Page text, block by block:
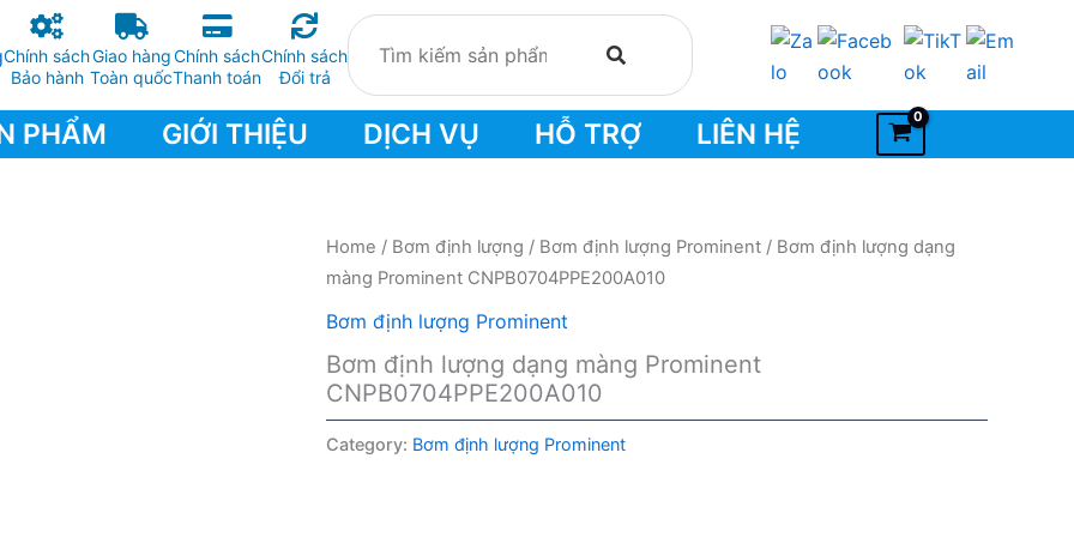
Chính sách
Bảo hành
Giao hàng
Toàn quốc
Chính sách
Thanh toán
Chính sách
Đổi trả
PHẨM GIỚI THIỆU DỊCH VỤ HỖ TRỢ LIÊN HỆ
Home / Bơm định lượng / Bơm định lượng Prominent / Bơm định lượng dạng
màng Prominent CNPB0704PPE200A010
Bơm định lượng Prominent
Bơm định lượng dạng màng Prominent
CNPB0704PPE200A010
Category: Bơm định lượng Prominent